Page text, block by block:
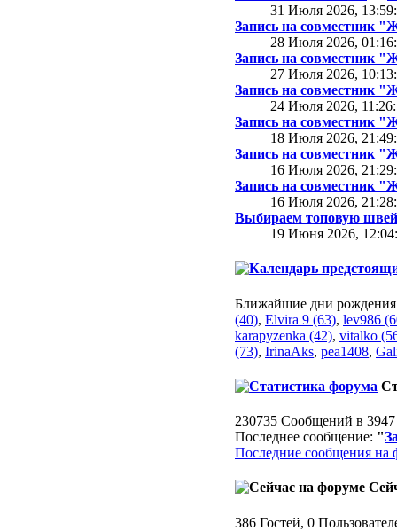
31 Июля 2026,
Запись на совместник
28 Июля 2026,
Запись на совместник
27 Июля 2026,
Запись на совместник
24 Июля 2026,
Запись на совместник
18 Июля 2026,
Запись на совместник
16 Июля 2026,
Запись на совместник
16 Июля 2026,
Выбираем топовую
19 Июня 2026,
Ближайшие дни
(40), Elvira 9 (63), lev986
karapyzenka (42), vitalko
(73), IrinaAks, pea1408,
230735 Сообщений в 3947
Последнее сообщение: "
Последние сообщения на
386 Гостей, 0